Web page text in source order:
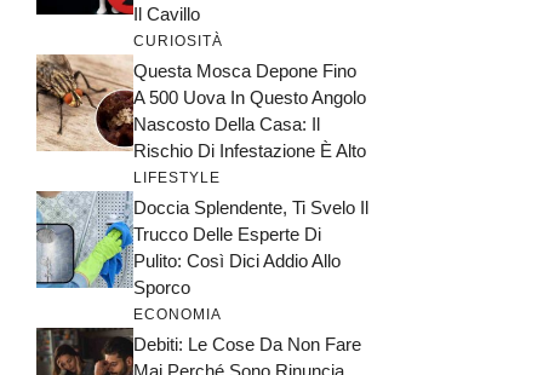
Il Cavillo
CURIOSITÀ
Questa Mosca Depone Fino
A 500 Uova In Questo Angolo
Nascosto Della Casa: Il
Rischio Di Infestazione È Alto
LIFESTYLE
Doccia Splendente, Ti Svelo Il
Trucco Delle Esperte Di
Pulito: Così Dici Addio Allo
Sporco
ECONOMIA
Debiti: Le Cose Da Non Fare